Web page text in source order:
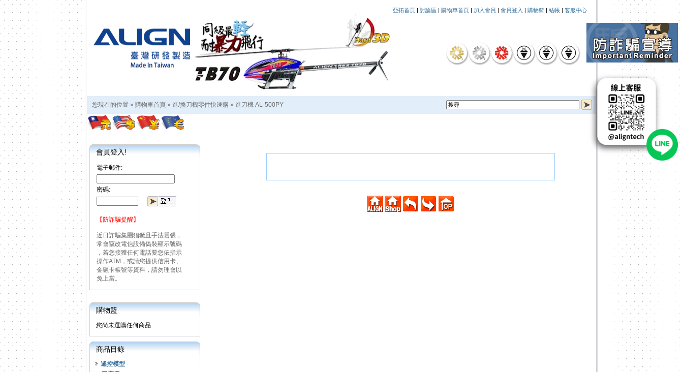
亞拓首頁 | 討論區 | 購物車首頁 | 加入會員 | 會員登入 | 購物籃 | 結帳 | 客服中心
您現在的位置 » 購物車首頁 » 進/換刀機零件快速購 » 進刀機 AL-500PY
會員登入!
電子郵件:
密碼:
【防詐騙提醒】
近日詐騙集團猖獗且手法囂張，
常會竄改電信設備偽裝顯示號碼
，若您接獲任何電話要您依指示
操作ATM，或請您提供信用卡、
金融卡帳號等資料，請勿理會以
免上當。
購物籃
您尚未選購任何商品.
商品目錄
遙控模型